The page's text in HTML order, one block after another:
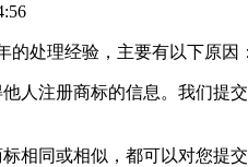
的处理经验，主要有以下原因：
人注册商标的信息。我们提
相同或相似，都可以对您提